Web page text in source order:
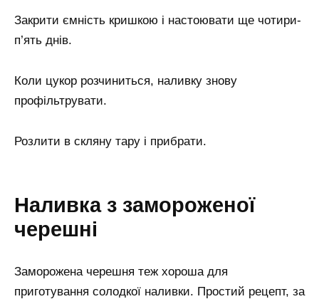
Закрити ємність кришкою і настоювати ще чотири-
п’ять днів.
Коли цукор розчиниться, наливку знову
профільтрувати.
Розлити в скляну тару і прибрати.
Наливка з замороженої
черешні
Заморожена черешня теж хороша для
приготування солодкої наливки. Простий рецепт, за